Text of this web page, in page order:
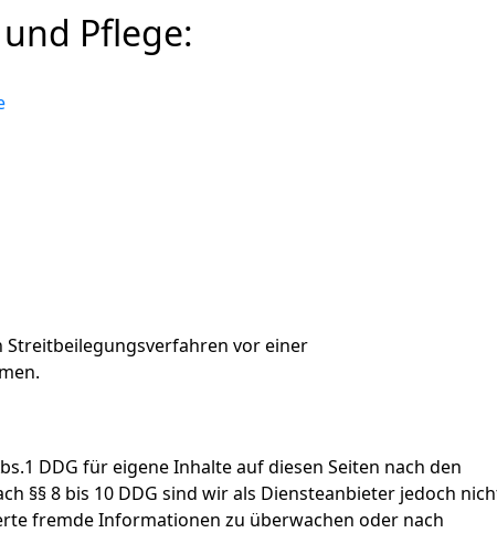
Pflege:
vor einer
DDG für eigene Inhalte auf diesen Seiten nach den
§§ 8 bis 10 DDG sind wir als Diensteanbieter jedoch
fremde Informationen zu überwachen oder nach